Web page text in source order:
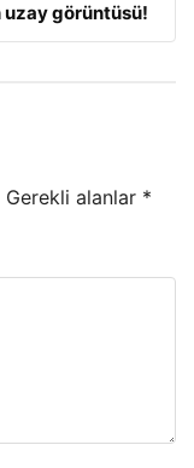
uzay görüntüsü!
Gerekli alanlar *